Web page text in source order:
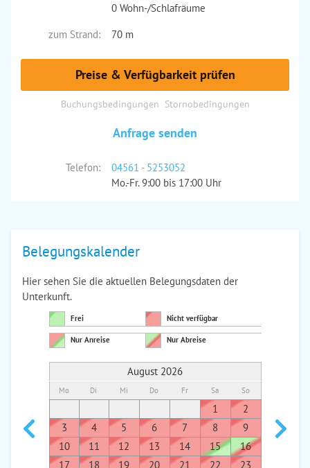
0 Wohn-/Schlafräume
zum Strand:
70 m
Preise & Verfügbarkeit prüfen
Buchungsbedingungen Stornobedingungen
Anfrage senden
Telefon:
04561 - 5253052
Mo.-Fr. 9:00 bis 17:00 Uhr
Belegungskalender
Hier sehen Sie die aktuellen Belegungsdaten der
Unterkunft.
Frei Nicht verfügbar
Nur Anreise Nur Abreise
August 2026
Mo Di Mi Do Fr Sa So
1
2
3
4 5 6 7 8
9
10
11 12 13 14 15
16
17
18 19 20 21 22
23
7